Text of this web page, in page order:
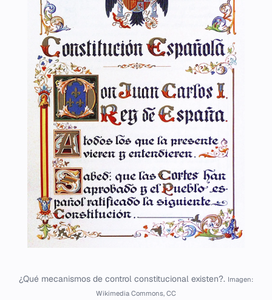
¿Qué mecanismos de control constitucional existen?. Imagen:
Wikimedia Commons, CC